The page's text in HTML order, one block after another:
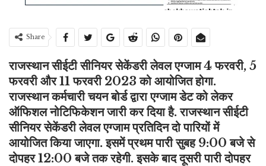
Share
राजस्थान सीईटी सीनियर सेकेंडरी लेवल एग्जाम 4 फरवरी, 5
फरवरी और 11 फरवरी 2023 को आयोजित होगा.
राजस्थान कर्मचारी चयन बोर्ड द्वारा एग्जाम डेट को लेकर
ऑफिशल नोटिफिकेशन जारी कर दिया है. राजस्थान सीईटी
सीनियर सेकेंडरी लेवल एग्जाम प्रतिदिन दो पारियों में
आयोजित किया जाएगा. इसमें प्रथम पारी सुबह 9:00 बजे से
दोपहर 12:00 बजे तक रहेगी. इसके बाद दूसरी पारी दोपहर